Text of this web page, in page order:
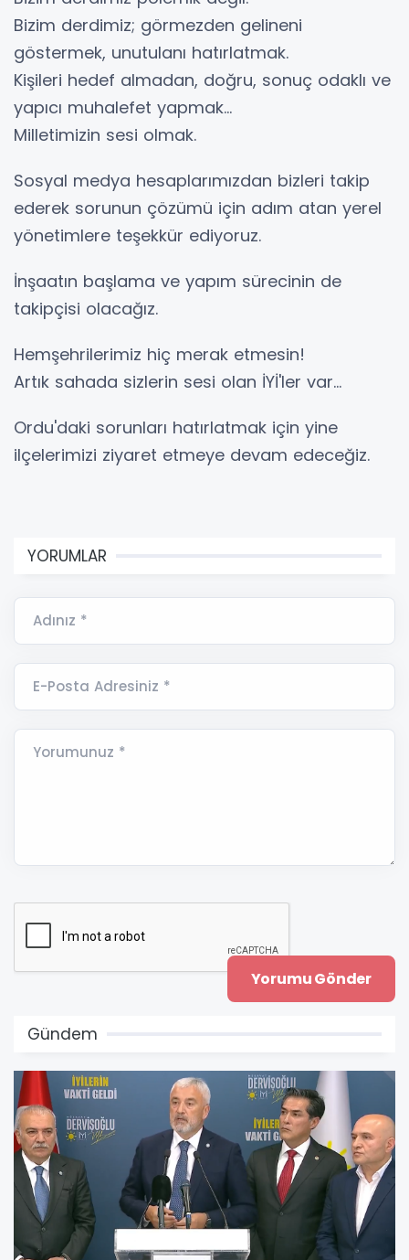
Bizim derdimiz; görmezden gelineni
göstermek, unutulanı hatırlatmak.
Kişileri hedef almadan, doğru, sonuç odaklı ve
yapıcı muhalefet yapmak...
Milletimizin sesi olmak.
Sosyal medya hesaplarımızdan bizleri takip
ederek sorunun çözümü için adım atan yerel
yönetimlere teşekkür ediyoruz.
İnşaatın başlama ve yapım sürecinin de
takipçisi olacağız.
Hemşehrilerimiz hiç merak etmesin!
Artık sahada sizlerin sesi olan İYİ'ler var...
Ordu'daki sorunları hatırlatmak için yine
ilçelerimizi ziyaret etmeye devam edeceğiz.
YORUMLAR
Adınız *
E-Posta Adresiniz *
Yorumunuz *
Gündem